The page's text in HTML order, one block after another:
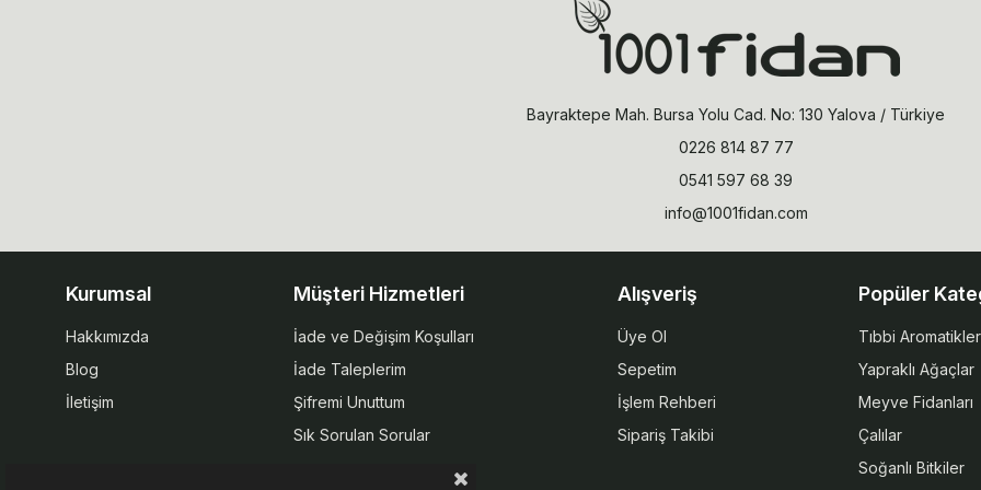
Bayraktepe Mah. Bursa Yolu Cad. No: 130 Yalova / Türkiye
0226 814 87 77
0541 597 68 39
info@1001fidan.com
Kurumsal
Hakkımızda
Blog
İletişim
Müşteri Hizmetleri
İade ve Değişim Koşulları
İade Taleplerim
Şifremi Unuttum
Sık Sorulan Sorular
Alışveriş
Üye Ol
Sepetim
İşlem Rehberi
Sipariş Takibi
Popüler
Tıbbi Aromatikler
Yapraklı Ağaçlar
Meyve Fidanları
Çalılar
Soğanlı Bitkiler